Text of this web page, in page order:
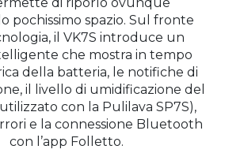
pochissimo spazio. Sul fronte
il VK7S introduce un
che mostra in tempo
della batteria, le notifiche di
il livello di umidificazione del
con la Pulilava SP7S),
e la connessione Bluetooth
con l’app Folletto.